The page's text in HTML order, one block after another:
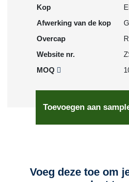
Kop
Afwerking van de kop
Overcap
Website nr.
MOQ
Toevoegen aan
Voeg deze toe om